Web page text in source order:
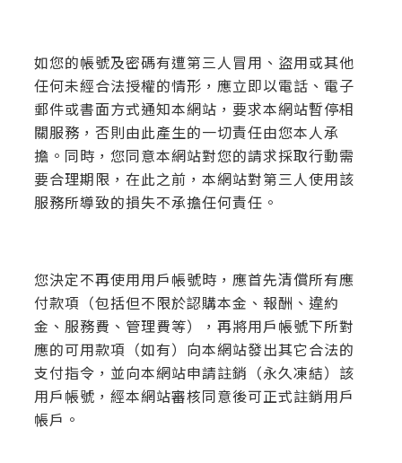
如您的帳號及密碼有遭第三人冒用、盜用或其他
任何未經合法授權的情形，應立即以電話、電子
郵件或書面方式通知本網站，要求本網站暫停相
關服務，否則由此產生的一切責任由您本人承
擔。同時，您同意本網站對您的請求採取行動需
要合理期限，在此之前，本網站對第三人使用該
服務所導致的損失不承擔任何責任。
您決定不再使用用戶帳號時，應首先清償所有應
付款項（包括但不限於認購本金、報酬、違約
金、服務費、管理費等），再將用戶帳號下所對
應的可用款項（如有）向本網站發出其它合法的
支付指令，並向本網站申請註銷（永久凍結）該
用戶帳號，經本網站審核同意後可正式註銷用戶
帳戶。